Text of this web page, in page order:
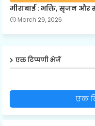
मीराबाई : भक्ति, सृजन और
March 29, 2026
एक टिप्पणी भेजें
एक